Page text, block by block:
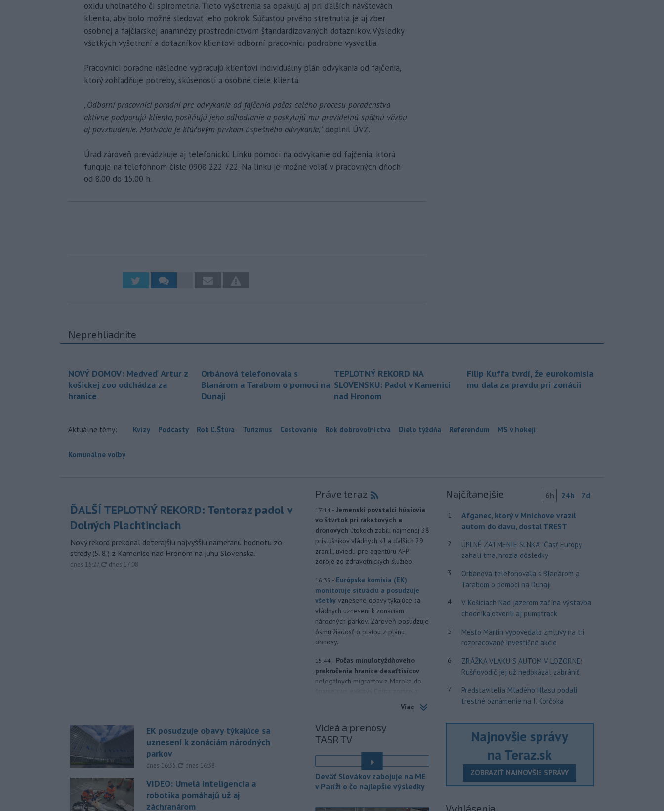
oxidu uhoľnatého či spirometria. Tieto vyšetrenia sa opakujú aj pri ďalších návštevách
klienta, aby bolo možné sledovať jeho pokrok. Súčasťou prvého stretnutia je aj zber
osobnej a fajčiarskej anamnézy prostredníctvom štandardizovaných dotazníkov. Výsledky
všetkých vyšetrení a dotazníkov klientovi odborní pracovníci podrobne vysvetlia.
Pracovníci poradne následne vypracujú klientovi individuálny plán odvykania od fajčenia,
ktorý zohľadňuje potreby, skúsenosti a osobné ciele klienta.
„Odborní pracovníci poradní pre odvykanie od fajčenia počas celého procesu poradenstva
aktívne podporujú klienta, posilňujú jeho odhodlanie a poskytujú mu pravidelnú spätnú väzbu
aj povzbudenie. Motivácia je kľúčovým prvkom úspešného odvykania,“ doplnil ÚVZ.
Úrad zároveň prevádzkuje aj telefonickú Linku pomoci na odvykanie od fajčenia, ktorá
funguje na telefónnom čísle 0908 222 722. Na linku je možné volať v pracovných dňoch
od 8.00 do 15.00 h.
Neprehliadnite
NOVÝ DOMOV: Medveď Artur z
košickej zoo odchádza za
hranice
Orbánová telefonovala s
Blanárom a Tarabom o pomoci na
Dunaji
TEPLOTNÝ REKORD NA
SLOVENSKU: Padol v Kamenici
nad Hronom
Filip Kuffa tvrdí, že eurokomisia
mu dala za pravdu pri zonácii
Aktuálne témy: Kvízy Podcasty Rok Ľ.Štúra Turizmus Cestovanie Rok dobrovoľníctva Dielo týždňa Referendum MS v hokeji
Komunálne voľby
ĎALŠÍ TEPLOTNÝ REKORD: Tentoraz padol v
Dolných Plachtinciach
Nový rekord prekonal doterajšiu najvyššiu nameranú hodnotu zo
stredy (5. 8.) z Kamenice nad Hronom na juhu Slovenska.
dnes 15:27, aktualizované
dnes 17:08
EK posudzuje obavy týkajúce sa
uznesení k zonáciám národných
parkov
dnes 16:35, aktualizované
dnes 16:38
VIDEO: Umelá inteligencia a
robotika pomáhajú už aj
záchranárom
Práve teraz
17:14 - Jemenskí povstalci húsíovia
vo štvrtok pri raketových a
dronových útokoch zabili najmenej 38
príslušníkov vládnych síl a ďalších 29
zranili, uviedli pre agentúru AFP
zdroje zo zdravotníckych služieb.
16:35 - Európska komisia (EK)
monitoruje situáciu a posudzuje
všetky vznesené obavy týkajúce sa
vládnych uznesení k zonáciám
národných parkov. Zároveň posudzuje
ôsmu žiadosť o platbu z plánu
obnovy.
15:44 - Počas minulotýždňového
prekročenia hranice desaťtisícov
nelegálnych migrantov z Maroka do
približne 100 ľudí, oznámil vo štvrtok
tamojší starosta Juan Jesús Vivas v
Európskom parlamente.
15:25 - Meteorológovia zo
hydrometeorologického ústavu
(SHMÚ) vo štvrtok opäť zaznamenali
nový absolútny rekord teploty
vzduchu. V Dolných Plachtinciach v
Viac
Videá a prenosy
TASR TV
Deväť Slovákov zabojuje na ME
v Paríži o čo najlepšie výsledky
Najčítanejšie 6h 24h 7d
1
Afganec, ktorý v Mníchove vrazil
autom do davu, dostal TREST
2
ÚPLNÉ ZATMENIE SLNKA: Časť Európy
zahalí tma, hrozia dôsledky
3
Orbánová telefonovala s Blanárom a
Tarabom o pomoci na Dunaji
4
V Košiciach Nad jazerom začína výstavba
chodníka,otvorili aj pumptrack
5
Mesto Martin vypovedalo zmluvy na tri
rozpracované investičné akcie
6
ZRÁŽKA VLAKU S AUTOM V LOZORNE:
Rušňovodič jej už nedokázal zabrániť
7
Predstavitelia Mladého Hlasu podali
trestné oznámenie na I. Korčoka
Najnovšie správy
na Teraz.sk
ZOBRAZIŤ NAJNOVŠIE SPRÁVY
Vyhlásenia